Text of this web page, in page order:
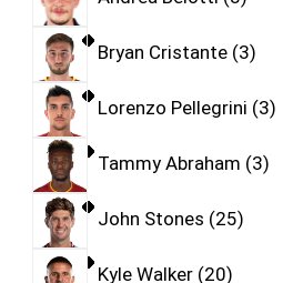
Bryan Cristante 3
Lorenzo Pellegrini 3
Tammy Abraham 3
John Stones 25
Kyle Walker 20